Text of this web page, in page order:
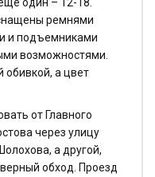
ремнями
и подъемниками
возможностями.
а цвет
от Главного
через улицу
а другой,
обход. Проезд